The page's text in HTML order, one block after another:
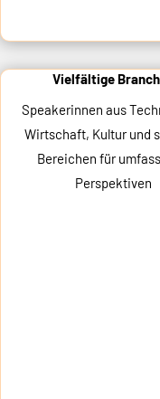
Vielfältige
Speakerinnen aus
Wirtschaft, Kultur und
Bereichen für
Perspektiven